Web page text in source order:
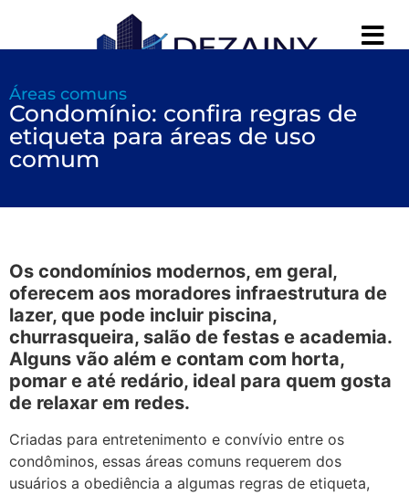
Áreas comuns
Condomínio: confira regras de
etiqueta para áreas de uso
comum
Os condomínios modernos, em geral,
oferecem aos moradores infraestrutura de
lazer, que pode incluir piscina,
churrasqueira, salão de festas e academia.
Alguns vão além e contam com horta,
pomar e até redário, ideal para quem gosta
de relaxar em redes.
Criadas para entretenimento e convívio entre os
condôminos, essas áreas comuns requerem dos
usuários a obediência a algumas regras de etiqueta,